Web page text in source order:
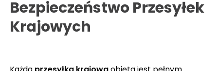
obsługę dostaw krajowych dla importerów oraz
eksporterów.